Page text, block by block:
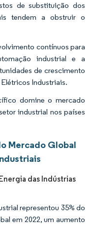
de substituição dos
tendem a obstruir o
contínuos para
industrial e a
de crescimento
Industriais.
domine o mercado
industrial nos países
Mercado Global
das Indústrias
representou 35% do
em 2022, um aumento